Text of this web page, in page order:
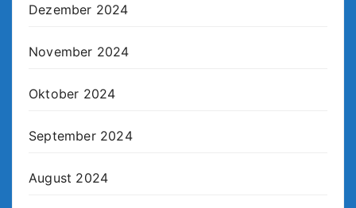
Dezember 2024
November 2024
Oktober 2024
September 2024
August 2024